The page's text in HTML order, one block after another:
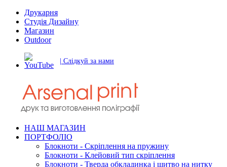
Друкарня
Студія Дизайну
Магазин
Outdoor
| Слідкуй за нами
НАШ МАГАЗИН
ПОРТФОЛІО
Блокноти - Скріплення на пружину
Блокноти - Клейовий тип скріплення
Блокноти - Тверда обкладинка і шитво на нитку